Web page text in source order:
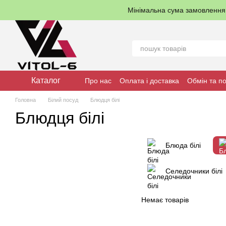
Мінімальна сума
Каталог Про нас Оплата і доставка Обмін та
Головна Білий посуд Блюдця білі
Блюдця білі
Блюда білі
Селедочники білі
Немає товарів